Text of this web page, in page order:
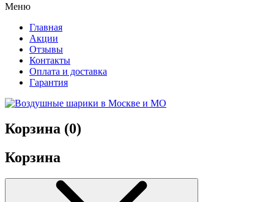
Меню
Главная
Акции
Отзывы
Контакты
Оплата и доставка
Гарантия
Корзина (0)
Корзина